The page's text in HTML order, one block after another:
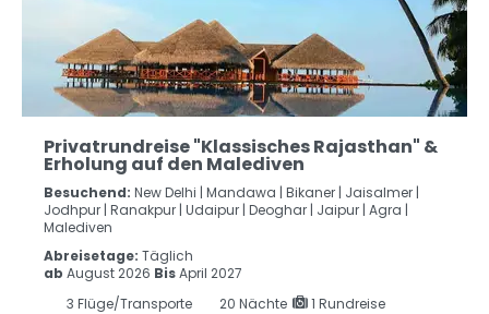
Privatrundreise "Klassisches Rajasthan" &
Erholung auf den Malediven
Besuchend: New Delhi | Mandawa | Bikaner | Jaisalmer |
Jodhpur | Ranakpur | Udaipur | Deoghar | Jaipur | Agra |
Malediven
Abreisetage: Täglich
ab August 2026 BisApril 2027
3 Flüge/Transporte 20 Nächte
1 Rundreise